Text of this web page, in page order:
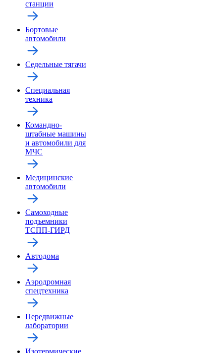
станции
Бортовые
автомобили
Седельные тягачи
Специальная
техника
Командно-
штабные машины
и автомобили для
МЧС
Медицинские
автомобили
Самоходные
подъемники
ТСПП-ГИРД
Автодома
Аэродромная
спецтехника
Передвижные
лаборатории
Изотермические